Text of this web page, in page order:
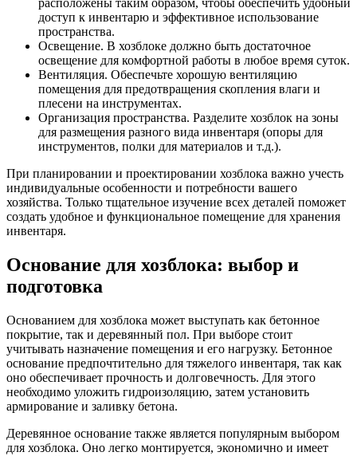
расположены таким образом, чтобы обеспечить удобный
доступ к инвентарю и эффективное использование
пространства.
Освещение. В хозблоке должно быть достаточное
освещение для комфортной работы в любое время суток.
Вентиляция. Обеспечьте хорошую вентиляцию
помещения для предотвращения скопления влаги и
плесени на инструментах.
Организация пространства. Разделите хозблок на зоны
для размещения разного вида инвентаря (опоры для
инструментов, полки для материалов и т.д.).
При планировании и проектировании хозблока важно учесть
индивидуальные особенности и потребности вашего
хозяйства. Только тщательное изучение всех деталей поможет
создать удобное и функциональное помещение для хранения
инвентаря.
Основание для хозблока: выбор и
подготовка
Основанием для хозблока может выступать как бетонное
покрытие, так и деревянный пол. При выборе стоит
учитывать назначение помещения и его нагрузку. Бетонное
основание предпочтительно для тяжелого инвентаря, так как
оно обеспечивает прочность и долговечность. Для этого
необходимо уложить гидроизоляцию, затем установить
армирование и заливку бетона.
Деревянное основание также является популярным выбором
для хозблока. Оно легко монтируется, экономично и имеет